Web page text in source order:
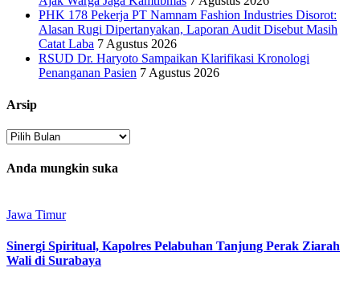
PHK 178 Pekerja PT Namnam Fashion Industries Disorot:
Alasan Rugi Dipertanyakan, Laporan Audit Disebut Masih
Catat Laba 7 Agustus 2026
RSUD Dr. Haryoto Sampaikan Klarifikasi Kronologi
Penanganan Pasien 7 Agustus 2026
Arsip
Arsip
Anda mungkin suka
Jawa Timur
Sinergi Spiritual, Kapolres Pelabuhan Tanjung Perak Ziarah
Wali di Surabaya